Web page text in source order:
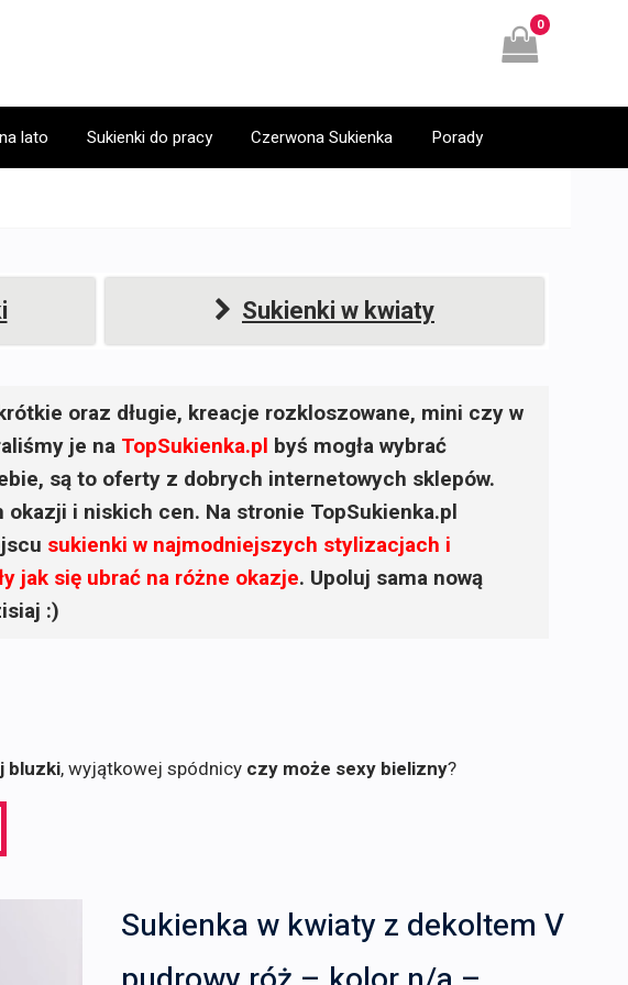
0
lato Sukienki do pracy Czerwona Sukienka Porady
Sukienki w kwiaty
oraz długie, kreacje rozkloszowane, mini czy w
je na TopSukienka.pl byś mogła wybrać
są to oferty z dobrych internetowych sklepów.
i niskich cen. Na stronie TopSukienka.pl
sukienki w najmodniejszych stylizacjach i
jak się ubrać na różne okazje. Upoluj sama nową
:)
bluzki, wyjątkowej spódnicy czy może sexy bielizny?
Sukienka w kwiaty z dekoltem V